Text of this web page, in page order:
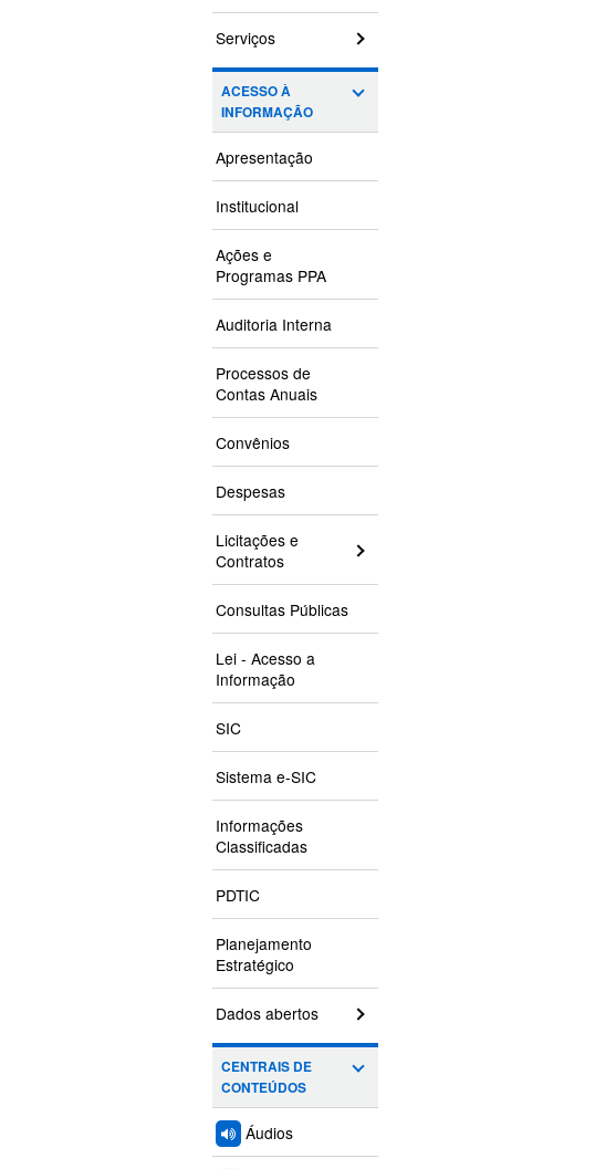
Serviços
ACESSO À
INFORMAÇÃO
Apresentação
Institucional
Ações e
Programas PPA
Auditoria Interna
Processos de
Contas Anuais
Convênios
Despesas
Licitações e
Contratos
Consultas Públicas
Lei - Acesso a
Informação
SIC
Sistema e-SIC
Informações
Classificadas
PDTIC
Planejamento
Estratégico
Dados abertos
CENTRAIS DE
CONTEÚDOS
Áudios